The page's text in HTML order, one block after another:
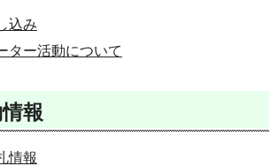
込み
ター活動について
報
情報